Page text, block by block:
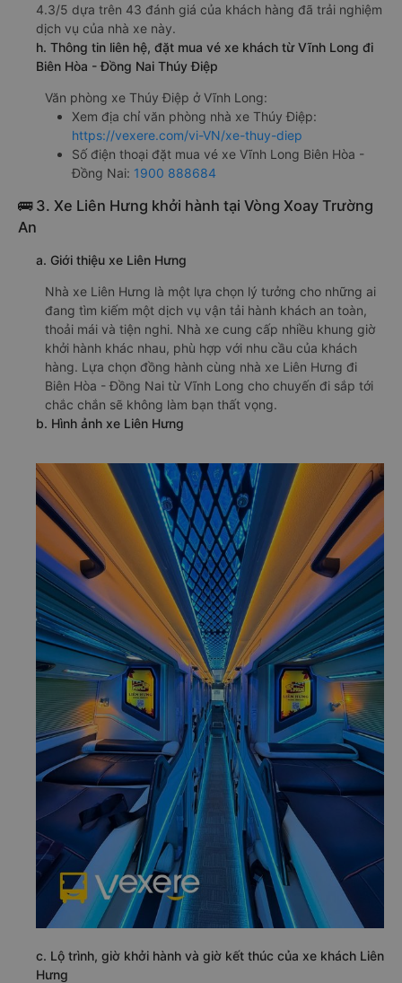
4.3/5 dựa trên 43 đánh giá của khách hàng đã trải nghiệm
dịch vụ của nhà xe này.
h. Thông tin liên hệ, đặt mua vé xe khách từ Vĩnh Long đi
Biên Hòa - Đồng Nai Thúy Điệp
Văn phòng xe Thúy Điệp ở Vĩnh Long:
Xem địa chỉ văn phòng nhà xe Thúy Điệp:
https://vexere.com/vi-VN/xe-thuy-diep
Số điện thoại đặt mua vé xe Vĩnh Long Biên Hòa -
Đồng Nai: 1900 888684
🚌 3. Xe Liên Hưng khởi hành tại Vòng Xoay Trường
An
a. Giới thiệu xe Liên Hưng
Nhà xe Liên Hưng là một lựa chọn lý tưởng cho những ai
đang tìm kiếm một dịch vụ vận tải hành khách an toàn,
thoải mái và tiện nghi. Nhà xe cung cấp nhiều khung giờ
khởi hành khác nhau, phù hợp với nhu cầu của khách
hàng. Lựa chọn đồng hành cùng nhà xe Liên Hưng đi
Biên Hòa - Đồng Nai từ Vĩnh Long cho chuyến đi sắp tới
chắc chắn sẽ không làm bạn thất vọng.
b. Hình ảnh xe Liên Hưng
c. Lộ trình, giờ khởi hành và giờ kết thúc của xe khách Liên
Hưng